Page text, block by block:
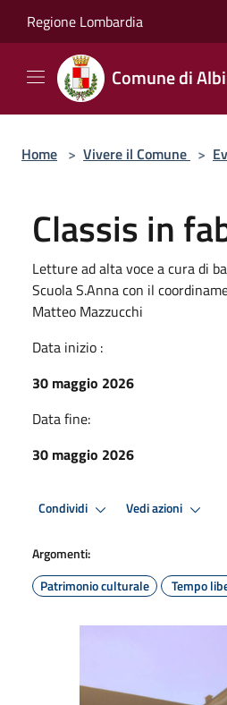
Regione Lombardia
Comune di
Home > Vivere il Comune >
Classis in
Letture ad alta voce a cura di
Scuola S.Anna con il
Matteo Mazzucchi
Data inizio :
30 maggio 2026
Data fine:
30 maggio 2026
Condividi Vedi azioni
Argomenti:
Patrimonio culturale
Tempo